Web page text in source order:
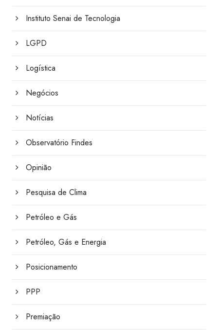
Instituto Senai de Tecnologia
LGPD
Logística
Negócios
Notícias
Observatório Findes
Opinião
Pesquisa de Clima
Petróleo e Gás
Petróleo, Gás e Energia
Posicionamento
PPP
Premiação